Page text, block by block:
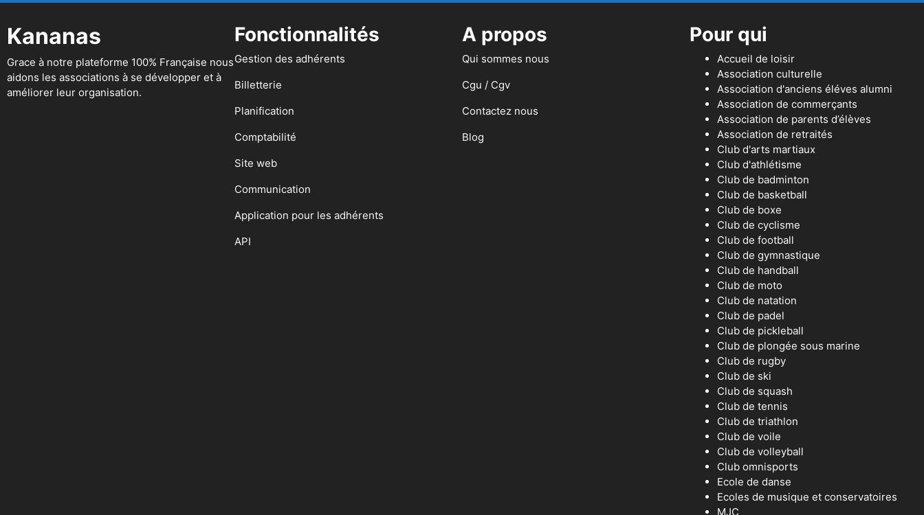
Kananas
Grace à notre plateforme 100% Française nous
aidons les associations à se développer et à
améliorer leur organisation.
Fonctionnalités
Gestion des adhérents
Billetterie
Planification
Comptabilité
Site web
Communication
Application pour les adhérents
API
A propos
Qui sommes nous
Cgu / Cgv
Contactez nous
Blog
Pour qui
Accueil de loisir
Association culturelle
Association d'anciens éléves alumni
Association de commerçants
Association de parents d’élèves
Association de retraités
Club d'arts martiaux
Club d'athlétisme
Club de badminton
Club de basketball
Club de boxe
Club de cyclisme
Club de football
Club de gymnastique
Club de handball
Club de moto
Club de natation
Club de padel
Club de pickleball
Club de plongée sous marine
Club de rugby
Club de ski
Club de squash
Club de tennis
Club de triathlon
Club de voile
Club de volleyball
Club omnisports
Ecole de danse
Ecoles de musique et conservatoires
MJC